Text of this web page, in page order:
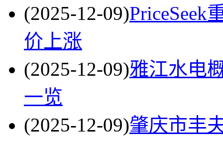
(2025-12-09)PriceSeek
价上涨
(2025-12-09)雅江水电
一览
(2025-12-09)肇庆市丰